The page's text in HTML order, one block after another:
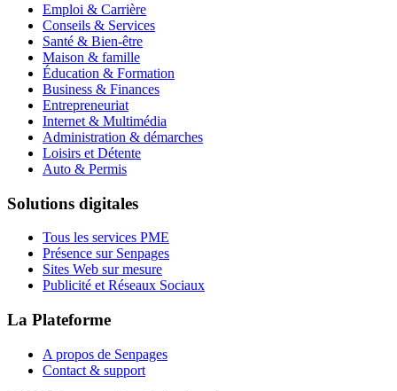
Emploi & Carrière
Conseils & Services
Santé & Bien-être
Maison & famille
Éducation & Formation
Business & Finances
Entrepreneuriat
Internet & Multimédia
Administration & démarches
Loisirs et Détente
Auto & Permis
Solutions digitales
Tous les services PME
Présence sur Senpages
Sites Web sur mesure
Publicité et Réseaux Sociaux
La Plateforme
A propos de Senpages
Contact & support